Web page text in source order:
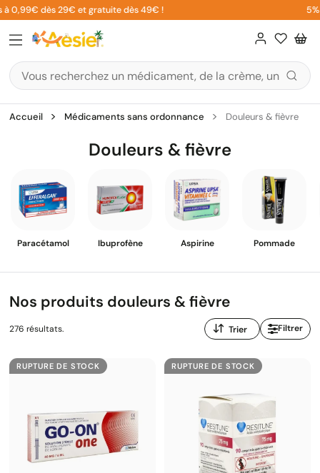
Aller
au
contenu
dès 29€ et gratuite dès 49€ ! 5%
Accueil Médicaments sans ordonnance Douleurs & fièvre
Douleurs & fièvre
Paracétamol Ibuprofène Aspirine Pommade
Nos produits douleurs & fièvre
276 résultats.
Trier
par
:
Filtrer
RUPTURE DE STOCK RUPTURE DE STOCK